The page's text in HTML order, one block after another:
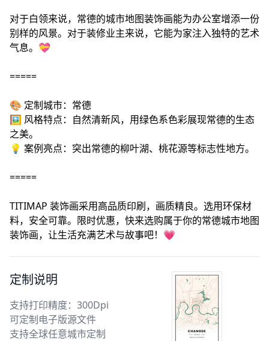
对于白领来说，常德的城市地图装饰画能为办公室增添一份
别样的风景。对于装修业主来说，它能为家注入独特的艺术
气息。💝
=====
🎨 定制城市：常德
🖼️ 风格特点：自然清新风，用绿色系色彩展现常德的生态
之美。
💡 案例亮点：突出常德的柳叶湖、桃花源等标志性地方。
=====
TITIMAP 装饰画采用高品质印刷，画质精良。选用环保材
料，安全可靠。限时优惠，快来选购属于你的常德城市地图
装饰画，让生活充满艺术与故事吧！💗
定制说明
支持打印精度：300Dpi
可定制电子版源文件
支持全球任意城市定制